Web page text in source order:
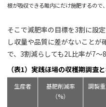
根が吸収できる畦内にだけ施肥するので
そこで減肥率の目標を3割に設
し収量や品質に差がないこと
で、3割減らしても2L比率が7～
（表1）実践ほ場の収穫期調査
生産者
基肥削減率
（%）
調製重